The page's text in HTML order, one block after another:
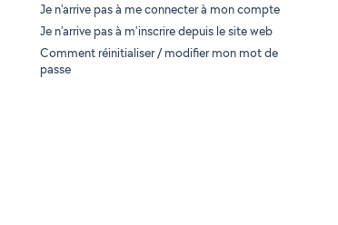
Je n'arrive pas à me connecter à mon compte
Je n'arrive pas à m'inscrire depuis le site web
Comment réinitialiser / modifier mon mot de
passe